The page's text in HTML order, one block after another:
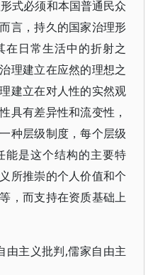
式必须和本国普通民众
言，持久的国家治理形
日常生活中的折射之
理建立在应然的理想之
建立在对人性的实然观
具有差异性和流变性，
种层级制度，每个层级
能是这个结构的主要特
所推崇的个人价值和个
，而支持在资质基础上
由主义批判,儒家自由主